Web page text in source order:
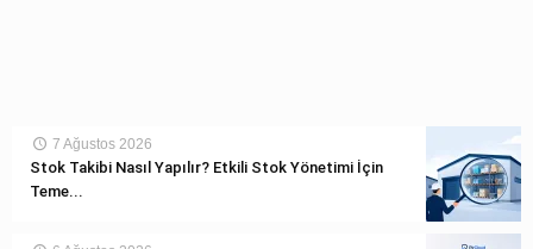
7 Ağustos 2026
Stok Takibi Nasıl Yapılır? Etkili Stok Yönetimi İçin
Teme...